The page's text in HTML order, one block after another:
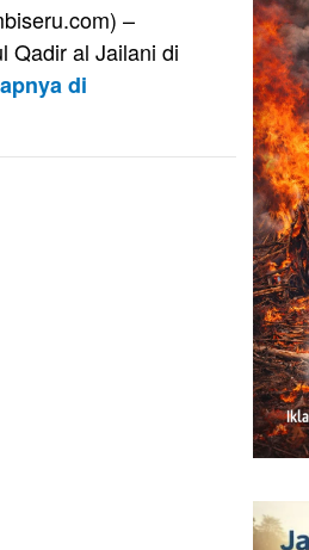
–
Qadir al Jailani di
di